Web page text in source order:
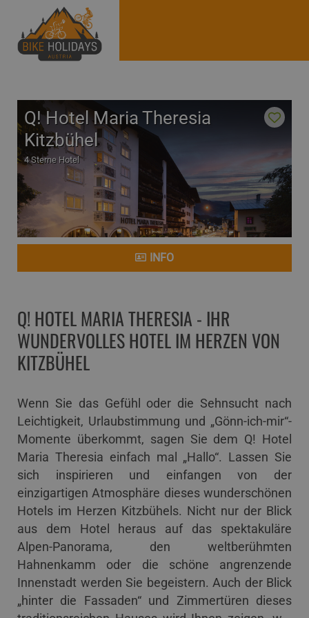
Q! Hotel Maria Theresia
Kitzbühel
4 Sterne Hotel
INFO
Q! HOTEL MARIA THERESIA - IHR
WUNDERVOLLES HOTEL IM HERZEN VON
KITZBÜHEL
Wenn Sie das Gefühl oder die Sehnsucht nach
Leichtigkeit, Urlaubstimmung und „Gönn-ich-mir“-
Momente überkommt, sagen Sie dem Q! Hotel
Maria Theresia einfach mal „Hallo“. Lassen Sie
sich inspirieren und einfangen von der
einzigartigen Atmosphäre dieses wunderschönen
Hotels im Herzen Kitzbühels. Nicht nur der Blick
aus dem Hotel heraus auf das spektakuläre
Alpen-Panorama, den weltberühmten
Hahnenkamm oder die schöne angrenzende
Innenstadt werden Sie begeistern. Auch der Blick
„hinter die Fassaden“ und Zimmertüren dieses